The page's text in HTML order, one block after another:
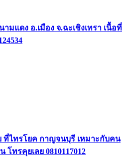
มแดง อ.เมือง จ.ฉะเชิงเทรา เนื้อที่
ที่ไทรโยค กาญจนบุรี เหมาะกับคน
ทรคุยเลย 0810117012